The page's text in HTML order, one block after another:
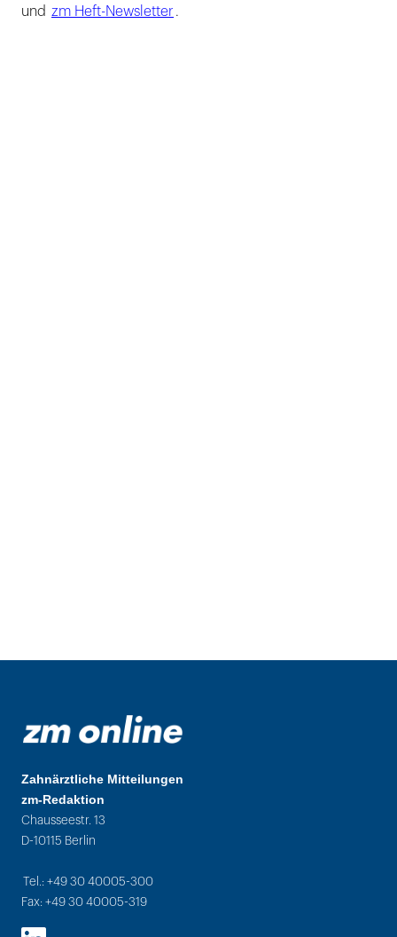
und zm Heft-Newsletter .
Zahnärztliche Mitteilungen
zm-Redaktion
Chausseestr. 13
D-10115 Berlin
Tel.: +49 30 40005-300
Fax: +49 30 40005-319